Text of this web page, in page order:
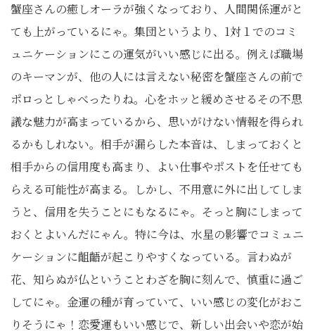
蟹座さんの癒しオーラが強くなっており、人間関係運がと
ても上がっているにゃ。集団というより、 1対１でのコミ
ュニケーションにこの運気がいい感じに出る。例えば職場
のキーマンが、他の人には言えない秘密を蟹座さんの前で
ポロっとしゃべったりね。心をホッと緩めさせるその不思
議な魅力が高まっているから、思いがけない情報を得られ
るかもしれない。相手が漏らした本音は、しまっておくと
相手からの信用度も高まり、よい仕事やポストを任せても
らえる可能性が高まる。しかし、不用意に外に出してしま
うと、信用を失うことにもなるにゃ。そっと胸にしまって
おくとよいんだにゃん。特に今は、水星の影響でコミュニ
ケーションに齟齬が起こりやすくなっている。言わぬが
花、知らぬが仏ということわざを胸に刻んで、慎重に過ご
してにゃ。金運の種が育っていて、いい感じの変化がおこ
りそうにゃ！恋愛運もいい感じで、新しい出会いや恋が始